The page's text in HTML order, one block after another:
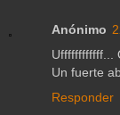
Anónimo
Uffffffffffff...
Un fuerte
Responder